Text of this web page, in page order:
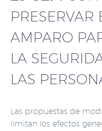
PRESERVAR
AMPARO
LA
LAS
Las propuestas de
limitan los efectos